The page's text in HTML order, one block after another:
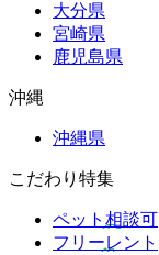
大分県
宮崎県
鹿児島県
沖縄
沖縄県
こだわり特集
ペット相談可
フリーレント